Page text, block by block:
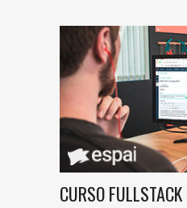
CURSO FULLSTACK